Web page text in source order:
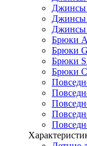
Джинсы
Джинсы
Джинсы
Брюки
Брюки
Брюки
Брюки